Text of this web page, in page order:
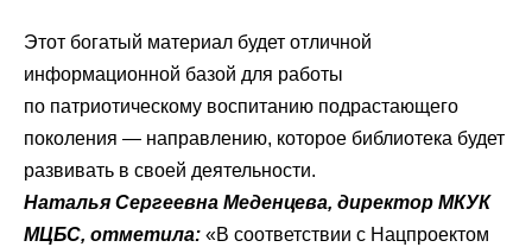
Этот богатый материал будет отличной
информационной базой для работы
по патриотическому воспитанию подрастающего
поколения — направлению, которое библиотека будет
развивать в своей деятельности.
Наталья Сергеевна Меденцева, директор МКУК
МЦБС, отметила: «В соответствии с Нацпроектом